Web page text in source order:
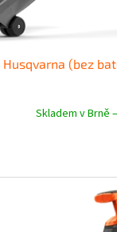
Husqvarna (bez
Skladem v Brně